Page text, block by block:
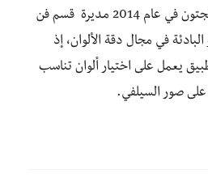
ومختلفة، إذ أصبحت بينينجتون في عام 2014 مديرة قسم فن
في مجال دقة الألوان، إذ
يعمل على اختيار ألوان تناسب
على صور السيلفي.